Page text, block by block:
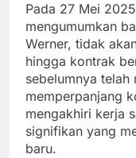
Pada 27 Mei
mengumumkan
Werner, tidak
hingga kontrak
sebelumnya telah
memperpanjang
mengakhiri kerja
signifikan yang
baru.